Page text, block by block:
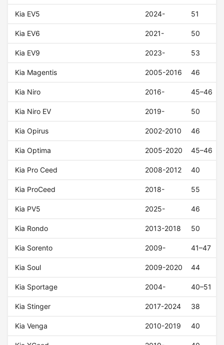
Kia EV5 2024- 51
Kia EV6 2021- 50
Kia EV9 2023- 53
Kia Magentis 2005-2016 46
Kia Niro 2016- 45–46
Kia Niro EV 2019- 50
Kia Opirus 2002-2010 46
Kia Optima 2005-2020 45–46
Kia Pro Ceed 2008-2012 40
Kia ProCeed 2018- 55
Kia PV5 2025- 46
Kia Rondo 2013-2018 50
Kia Sorento 2009- 41–47
Kia Soul 2009-2020 44
Kia Sportage 2004- 40–51
Kia Stinger 2017-2024 38
Kia Venga 2010-2019 40